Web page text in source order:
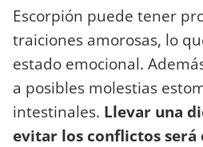
Escorpión puede tener
traiciones amorosas, lo
estado emocional.
a posibles molestias
intestinales. Llevar una
evitar los conflictos será